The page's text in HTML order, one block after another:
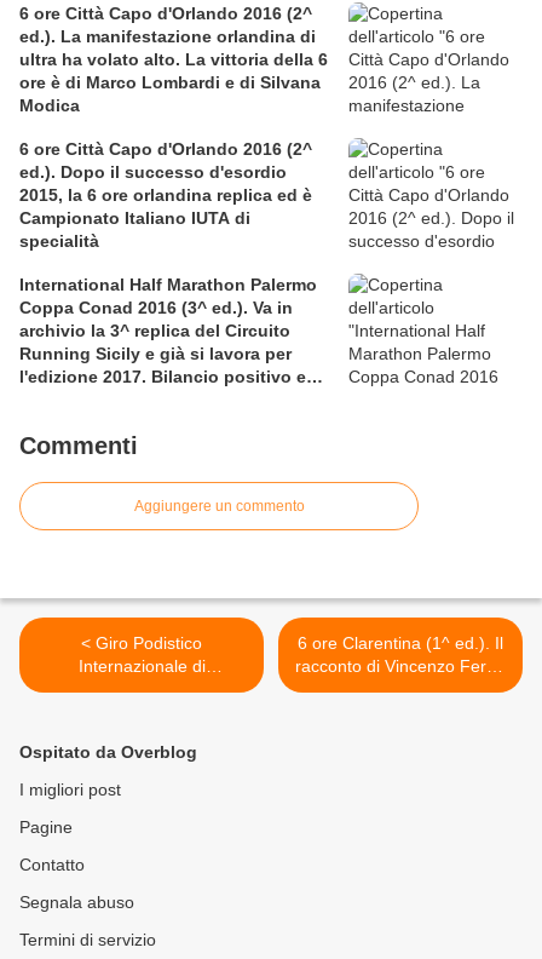
6 ore Città Capo d'Orlando 2016 (2^
ed.). La manifestazione orlandina di
ultra ha volato alto. La vittoria della 6
ore è di Marco Lombardi e di Silvana
Modica
6 ore Città Capo d'Orlando 2016 (2^
ed.). Dopo il successo d'esordio
2015, la 6 ore orlandina replica ed è
Campionato Italiano IUTA di
specialità
International Half Marathon Palermo
Coppa Conad 2016 (3^ ed.). Va in
archivio la 3^ replica del Circuito
Running Sicily e già si lavora per
l'edizione 2017. Bilancio positivo e
Commenti
Aggiungere un commento
< Giro Podistico
Internazionale di
Castelbuono (88^ ed.). Il
appuntamento a
Castelbuono. Oggi
pomeriggio la
presentazione ufficiale a
6 ore Clarentina (1^ ed.). Il
racconto di Vincenzo Ferro:
"Correre per condividere"...
Ospitato da Overblog
I migliori post
Pagine
Contatto
Segnala abuso
Termini di servizio